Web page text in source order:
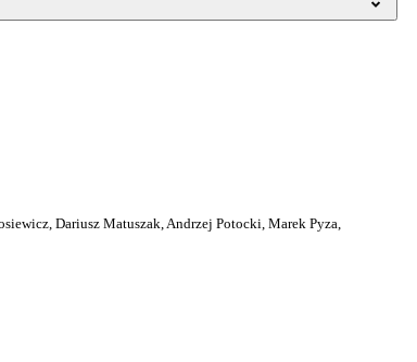
Dariusz Matuszak, Andrzej Potocki, Marek Pyza,